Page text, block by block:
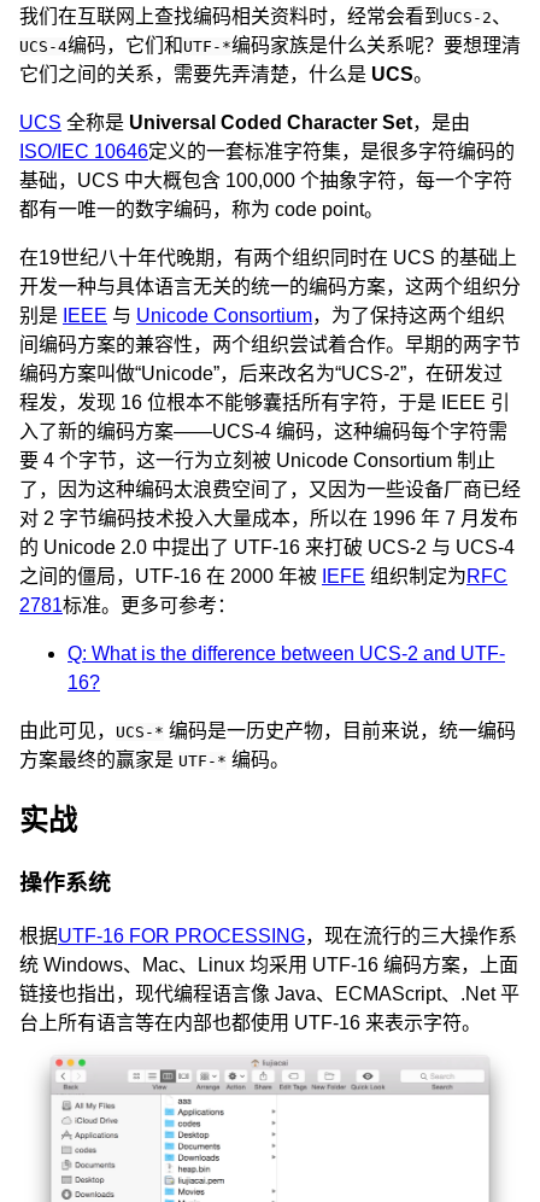
我们在互联网上查找编码相关资料时，经常会看到 UCS-2、
UCS-4编码，它们和 UTF-*编码家族是什么关系呢？要想理清
它们之间的关系，需要先弄清楚，什么是 UCS。
UCS 全称是 Universal Coded Character Set，是由
ISO/IEC 10646定义的一套标准字符集，是很多字符编码的
基础，UCS 中大概包含 100,000 个抽象字符，每一个字符
都有一唯一的数字编码，称为 code point。
在19世纪八十年代晚期，有两个组织同时在 UCS 的基础上
开发一种与具体语言无关的统一的编码方案，这两个组织分
别是
IEEE 与 Unicode Consortium，为了保持这两个组织
间编码方案的兼容性，两个组织尝试着合作。早期的两字节
编码方案叫做“Unicode”，后来改名为“UCS-2”，在研发过
程发，发现 16 位根本不能够囊括所有字符，于是 IEEE 引
入了新的编码方案——UCS-4 编码，这种编码每个字符需
要 4 个字节，这一行为立刻被 Unicode Consortium 制止
了，因为这种编码太浪费空间了，又因为一些设备厂商已经
对 2 字节编码技术投入大量成本，所以在 1996 年 7 月发布
的 Unicode 2.0 中提出了 UTF-16 来打破 UCS-2 与 UCS-4
之间的僵局，UTF-16 在 2000 年被 IEFE 组织制定为RFC
2781标准。更多可参考：
Q: What is the difference between UCS-2 and UTF-
16?
由此可见， UCS-* 编码是一历史产物，目前来说，统一编码
方案最终的赢家是 UTF-* 编码。
实战
操作系统
根据UTF-16 FOR PROCESSING，现在流行的三大操作系
统 Windows、Mac、Linux 均采用 UTF-16 编码方案，上面
链接也指出，现代编程语言像 Java、ECMAScript、.Net 平
台上所有语言等在内部也都使用 UTF-16 来表示字符。